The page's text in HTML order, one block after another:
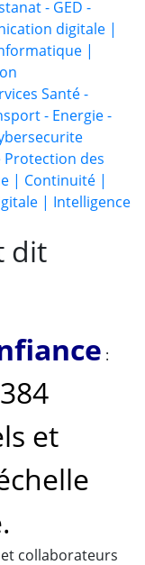
- GED -
digitale |
|
Santé -
- Energie -
Protection des
| Continuité |
| Intelligence
dit
:
et
collaborateurs